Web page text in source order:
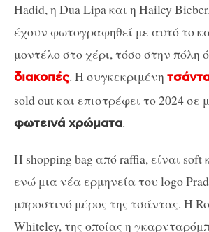
Hadid, η Dua Lipa και η Hailey
έχουν φωτογραφηθεί με αυτό το
μοντέλο στο χέρι, τόσο στην πόλη
διακοπές. Η συγκεκριμένη
sold out και επιστρέφει το 2024 σε
φωτεινά χρώματα.
Η shopping bag από raffia, είναι soft
ενώ μια νέα ερμηνεία του logo
μπροστινό μέρος της τσάντας. Η
Whiteley, της οποίας η